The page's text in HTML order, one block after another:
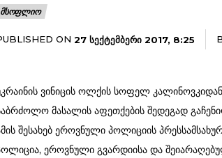
ᲛᲡᲝᲤᲚᲘᲝ
ON 27 ᲡᲔᲥᲢᲔᲛᲑᲔᲠᲘ 2017, 8:25
ვინიცის ოლქის სოფელ
მასალის აფეთქების შედეგად
შესახებ ეროვნული პოლიციის
ეროვნული გვარდიისა და